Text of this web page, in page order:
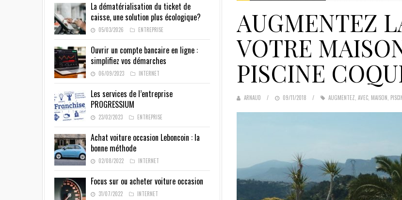
AUGMENTEZ
VOTRE
PISCINE
ARNAUD
POSTED
09/11/2018 AUGMENTEZ ,AVEC MAISON
La dématérialisation du ticket de
caisse, une solution plus écologique?
05/03/2026 ENTREPRISE
Ouvrir un compte bancaire en ligne :
simplifiez vos démarches
06/09/2023 INTERNET
Les services de l’entreprise
PROGRESSIUM
23/02/2023 ENTREPRISE
Achat voiture occasion Leboncoin : la
bonne méthode
02/08/2022 INTERNET
Focus sur ou acheter voiture occasion
31/07/2022 INTERNET